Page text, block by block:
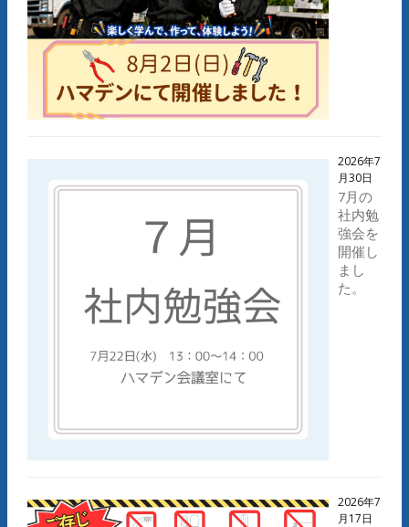
2026年7
月30日
7月の
社内勉
強会を
開催し
まし
た。
2026年7
月17日